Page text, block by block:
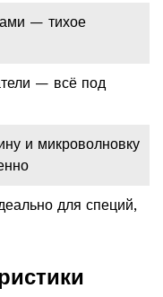
— тихое
— всё под
и микроволновку
для специй,